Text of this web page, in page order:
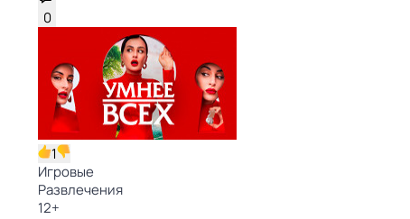
0
1
Игровые
Развлечения
12+